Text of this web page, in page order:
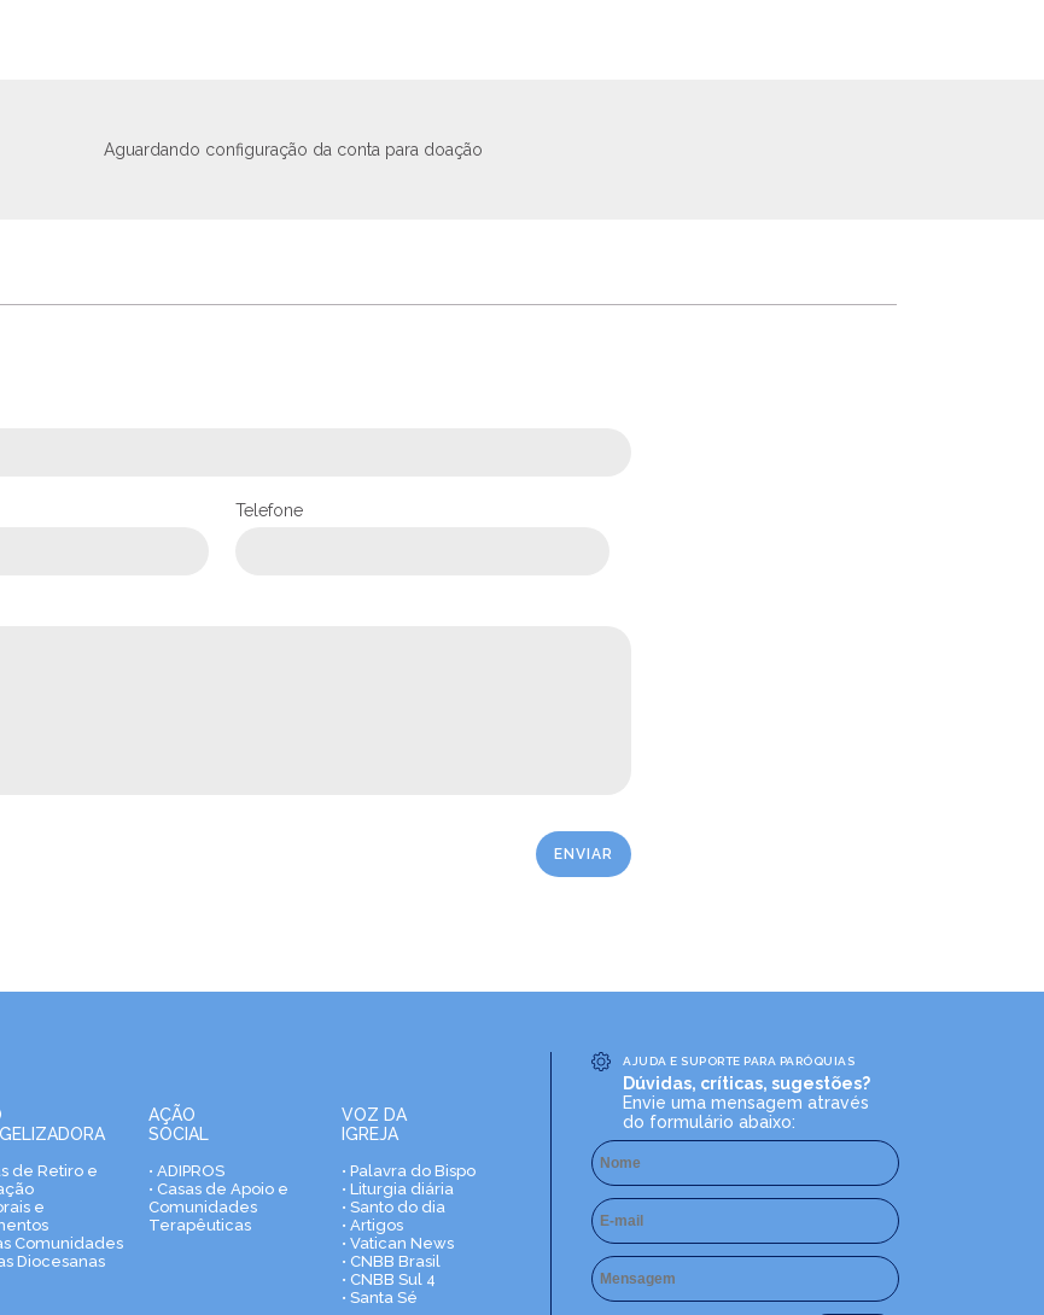
Aguardando configuração da conta para doação
Telefone
de Retiro e
e
Comunidades
Diocesanas
AÇÃO
SOCIAL
• ADIPROS
• Casas de Apoio e
Comunidades
Terapêuticas
VOZ DA
IGREJA
• Palavra do Bispo
• Liturgia diária
• Santo do dia
• Artigos
• Vatican News
• CNBB Brasil
• CNBB Sul 4
• Santa Sé
AJUDA E SUPORTE PARA PARÓQUIAS
Dúvidas, críticas, sugestões?
Envie uma mensagem através
do formulário abaixo: